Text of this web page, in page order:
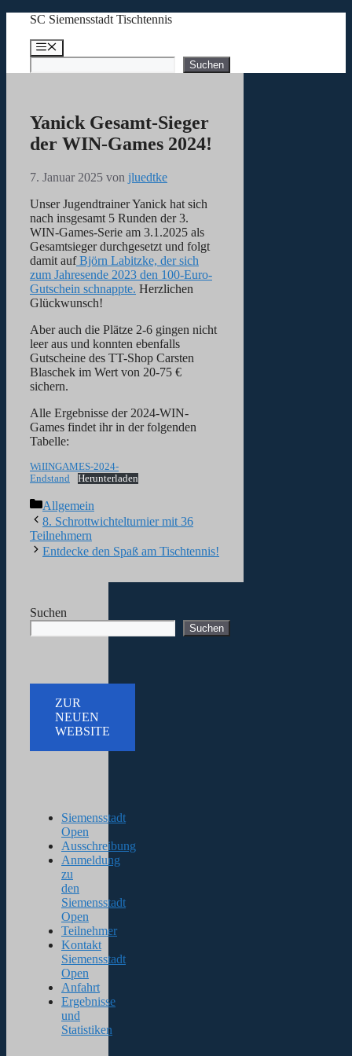
springen
SC Siemensstadt Tischtennis
Menü
Suchen Suchen
Yanick Gesamt-Sieger
der WIN-Games 2024!
7. Januar 2025 von jluedtke
Unser Jugendtrainer Yanick hat sich
nach insgesamt 5 Runden der 3.
WIN-Games-Serie am 3.1.2025 als
Gesamtsieger durchgesetzt und folgt
damit aufBjörn Labitzke, der sich
zum Jahresende 2023 den 100-Euro-
Gutschein schnappte. Herzlichen
Glückwunsch!
Aber auch die Plätze 2-6 gingen nicht
leer aus und konnten ebenfalls
Gutscheine des TT-Shop Carsten
Blaschek im Wert von 20-75 €
sichern.
Alle Ergebnisse der 2024-WIN-
Games findet ihr in der folgenden
Tabelle:
WiIINGAMES-2024-
Endstand
Herunterladen
Kategorien
Allgemein
8. Schrottwichtelturnier mit 36
Teilnehmern
Entdecke den Spaß am Tischtennis!
Suchen
Suchen
ZUR
NEUEN
WEBSITE
Siemensstadt
Open
Ausschreibung
Anmeldung
zu
den
Siemensstadt
Open
Teilnehmer
Kontakt
Siemensstadt
Open
Anfahrt
Ergebnisse
und
Statistiken